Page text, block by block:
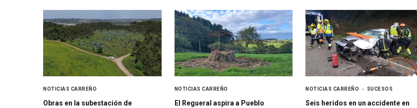
NOTICIAS CARREÑO
Obras en la subestación de
NOTICIAS CARREÑO
El Regueral aspira a Pueblo
NOTICIAS CARREÑO SUCESOS
Seis heridos en un accidente en